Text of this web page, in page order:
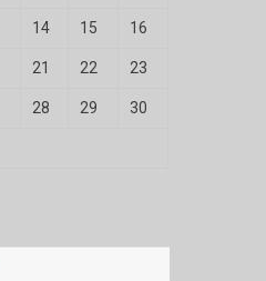
14 15 16
21 22 23
28 29 30